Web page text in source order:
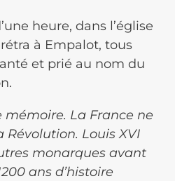
heure, dans l’église
à Empalot, tous
et prié au nom du
mémoire. La France ne
Révolution. Louis XVI
monarques avant
ans d’histoire